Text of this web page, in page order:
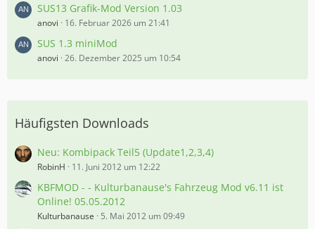
SUS13 Grafik-Mod Version 1.03
anovi 16. Februar 2026 um 21:41
SUS 1.3 miniMod
anovi 26. Dezember 2025 um 10:54
Häufigsten Downloads
Neu: Kombipack Teil5 (Update1,2,3,4)
RobinH 11. Juni 2012 um 12:22
KBFMOD - - Kulturbanause's Fahrzeug Mod v6.11 ist
Online! 05.05.2012
Kulturbanause 5. Mai 2012 um 09:49